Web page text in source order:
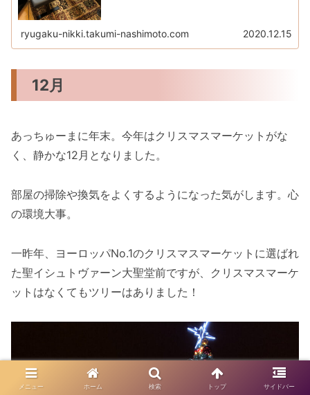
ryugaku-nikki.takumi-nashimoto.com 2020.12.15
12月
あっちゅーまに年末。今年はクリスマスマーケットがな
く、静かな12月となりました。
部屋の掃除や換気をよくするようになった気がします。心
の環境大事。
一昨年、ヨーロッパNo.1のクリスマスマーケットに選ばれ
た聖イシュトヴァーン大聖堂前ですが、クリスマスマーケ
ットはなくてもツリーはありました！
メニュー ホーム 検索 トップ サイドバー